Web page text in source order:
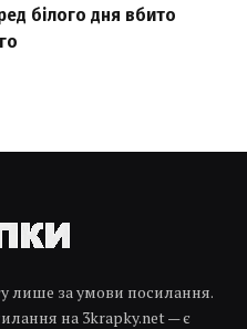
білого дня вбито
лише за умови посилання.
на 3krapky.net — є